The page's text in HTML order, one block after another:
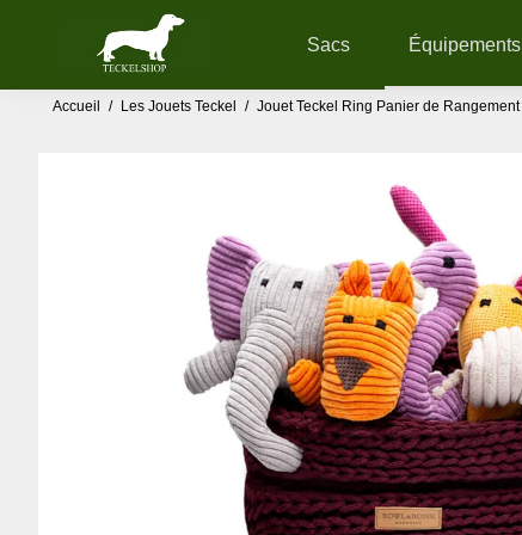
Sacs Équipements
Accueil / Les Jouets Teckel / Jouet Teckel Ring Panier de Rangement